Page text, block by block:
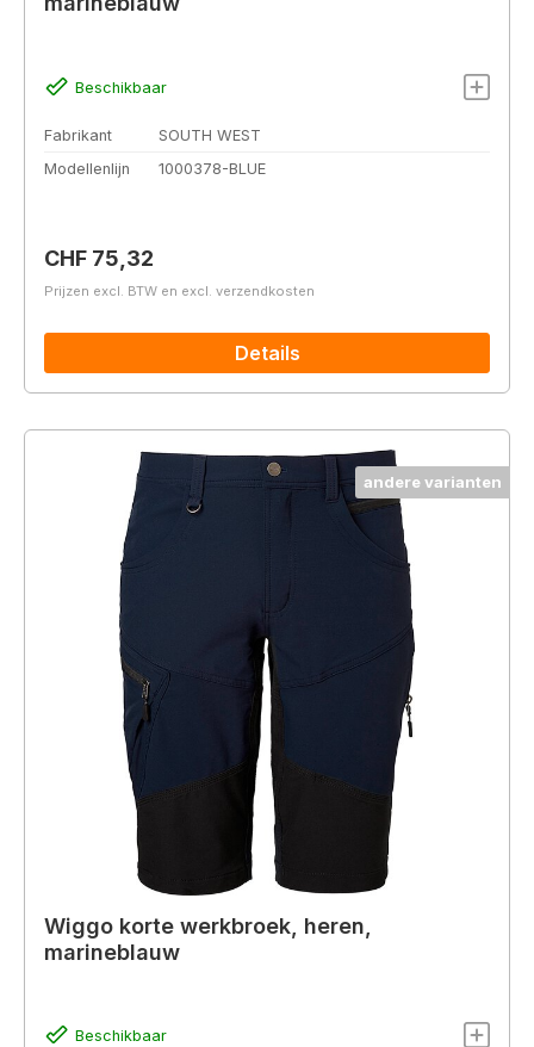
Beschikbaar
Fabrikant
SOUTH WEST
Modellenlijn
1000378-BLUE
Normale prijs:
CHF 75,32
Prijzen excl. BTW en excl. verzendkosten
Details
andere varianten
Wiggo korte werkbroek, heren,
marineblauw
Beschikbaar